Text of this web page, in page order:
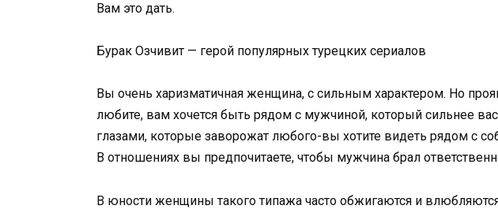
Вам это дать.
Бурак Озчивит — герой популярных турецких сериалов
Вы очень харизматичная женщина, с сильным характером. Но
любите, вам хочется быть рядом с мужчиной, который сильнее вас.
глазами, которые заворожат любого-вы хотите видеть рядом с
В отношениях вы предпочитаете, чтобы мужчина брал
В юности женщины такого типажа часто обжигаются и